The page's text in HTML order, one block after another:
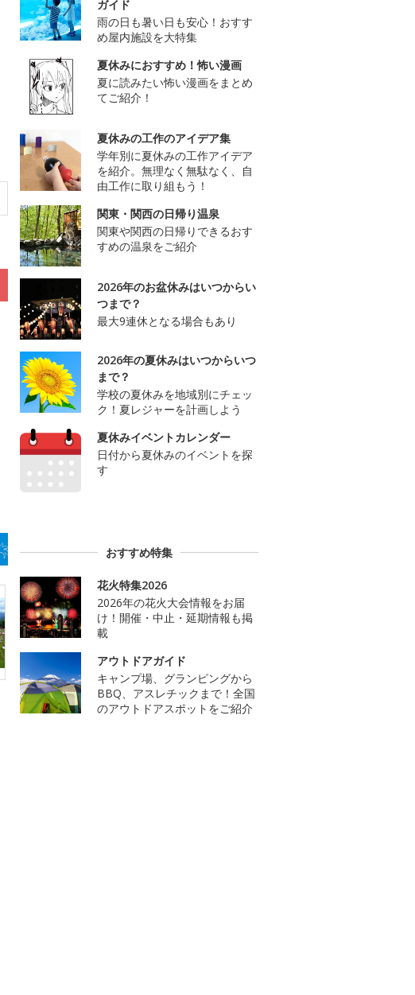
ガイド
雨の日も暑い日も安心！おすす
め屋内施設を大特集
夏休みにおすすめ！怖い漫画
夏に読みたい怖い漫画をまとめ
てご紹介！
夏休みの工作のアイデア集
学年別に夏休みの工作アイデア
を紹介。無理なく無駄なく、自
由工作に取り組もう！
関東・関西の日帰り温泉
関東や関西の日帰りできるおす
すめの温泉をご紹介
2026年のお盆休みはいつからい
つまで？
最大9連休となる場合もあり
2026年の夏休みはいつからいつ
まで？
学校の夏休みを地域別にチェッ
ク！夏レジャーを計画しよう
夏休みイベントカレンダー
日付から夏休みのイベントを探
す
おすすめ特集
花火特集2026
2026年の花火大会情報をお届
け！開催・中止・延期情報も掲
載
アウトドアガイド
キャンプ場、グランピングから
BBQ、アスレチックまで！全国
のアウトドアスポットをご紹介